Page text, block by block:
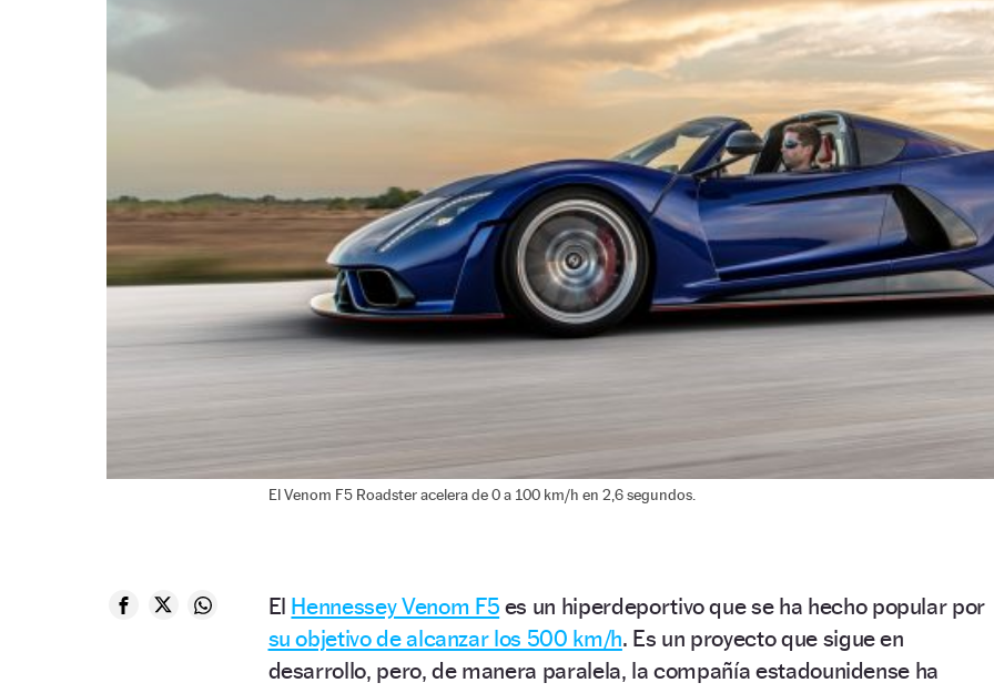
El Venom F5 Roadster acelera de 0 a 100 km/h en 2,6 segundos.
El Hennessey Venom F5 es un hiperdeportivo que se ha hecho popular por
su objetivo de alcanzar los 500 km/h. Es un proyecto que sigue en
desarrollo, pero, de manera paralela, la compañía estadounidense ha